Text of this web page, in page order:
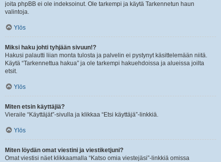
joita phpBB ei ole indeksoinut. Ole tarkempi ja käytä Tarkennetun haun
valintoja.
Ylös
Miksi haku johti tyhjään sivuun!?
Hakusi palautti liian monta tulosta ja palvelin ei pystynyt käsittelemään niitä.
Käytä “Tarkennettua hakua” ja ole tarkempi hakuehdoissa ja alueissa joilta
etsit.
Ylös
Miten etsin käyttäjiä?
Vieraile “Käyttäjät”-sivulla ja klikkaa “Etsi käyttäjä”-linkkiä.
Ylös
Miten löydän omat viestini ja viestiketjuni?
Omat viestisi näet klikkaamalla “Katso omia viestejäsi”-linkkiä omissa